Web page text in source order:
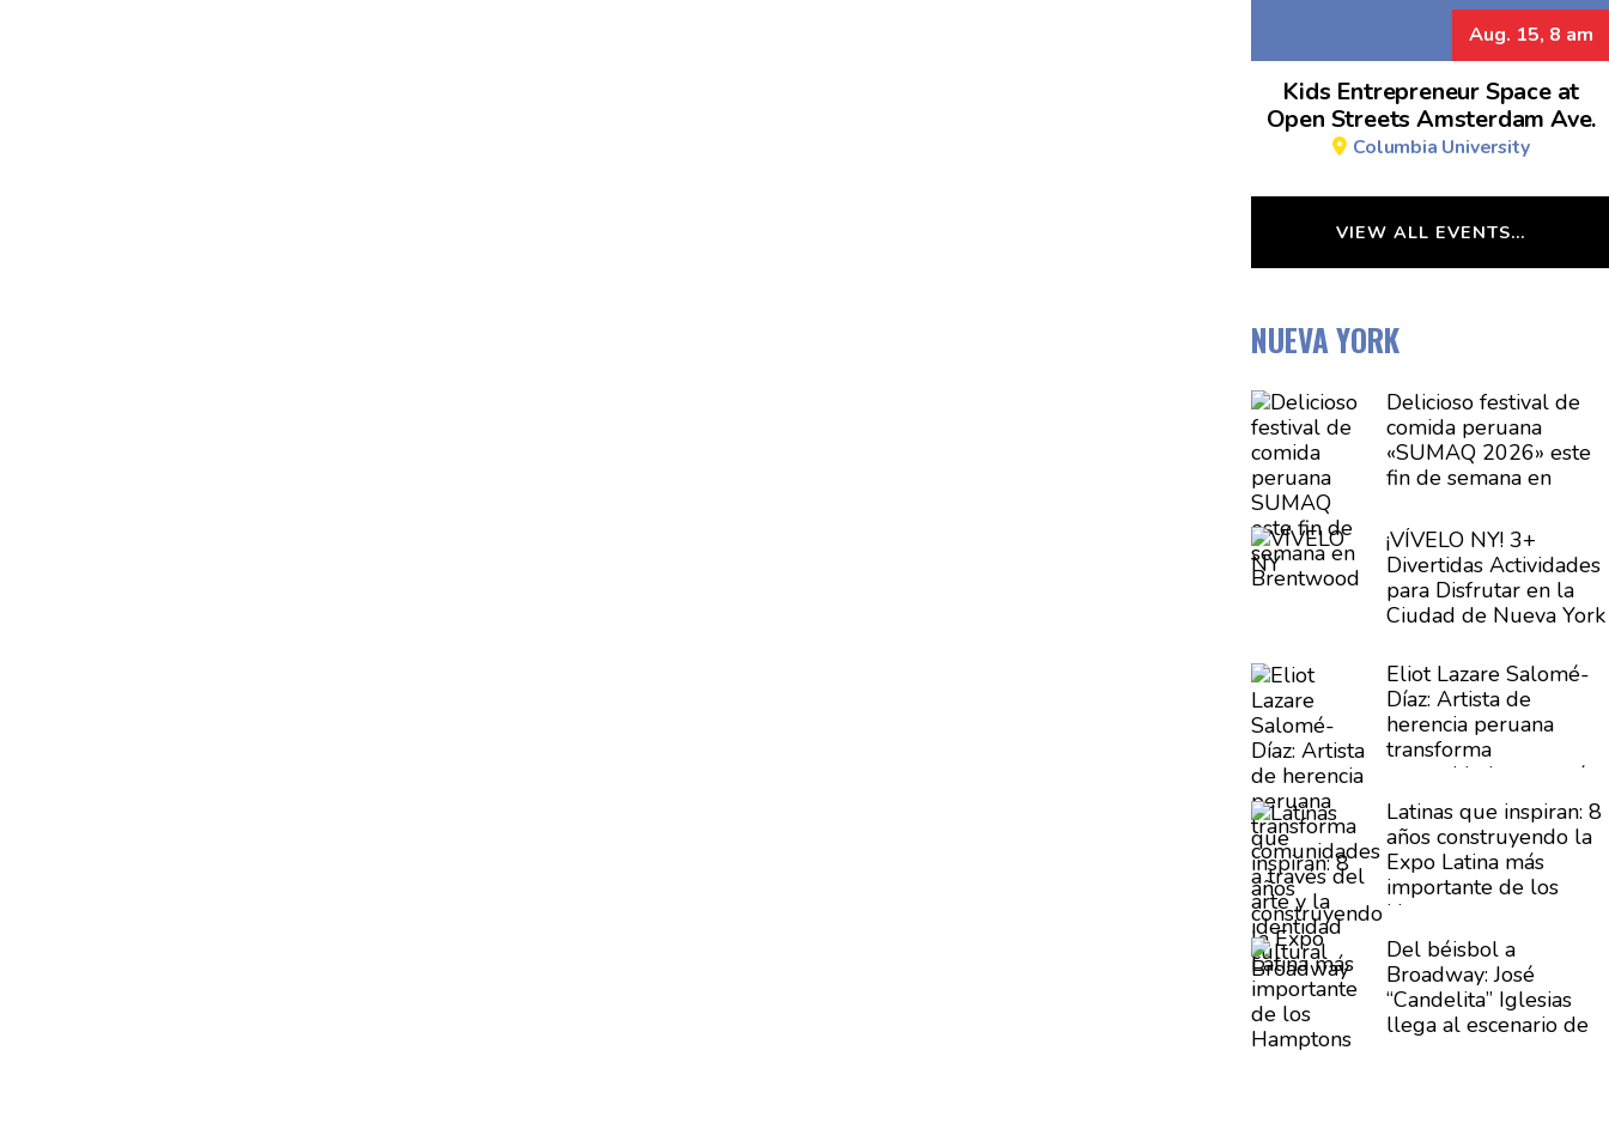
Aug. 15, 8 am
Kids Entrepreneur Space at
Open Streets Amsterdam Ave.
Columbia University
VIEW ALL EVENTS…
NUEVA YORK
Delicioso festival de
comida peruana
«SUMAQ 2026» este
fin de semana en
¡VÍVELO NY! 3+
Divertidas Actividades
para Disfrutar en la
Ciudad de Nueva York
Eliot Lazare Salomé-
Díaz: Artista de
herencia peruana
transforma
comunidades
a través
del arte y la identidad
cultural
Latinas que inspiran: 8
años construyendola
Expo Latina más
importante de los
Hamptons
Del béisbol a
Broadway: José
“Candelita”Iglesias
llega al escenario de